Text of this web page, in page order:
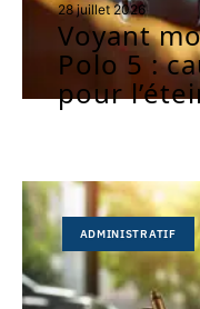
28 juillet 2026
Voyant
Polo 5 :
pour
ADMINISTRATIF